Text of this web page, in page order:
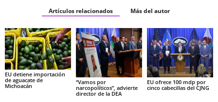
Artículos relacionados Más del autor
EU detiene importación
de aguacate de
Michoacán
“Vamos por
narcopolíticos”, advierte
director de la DEA
EU ofrece 100 mdp por
cinco cabecillas del CJNG